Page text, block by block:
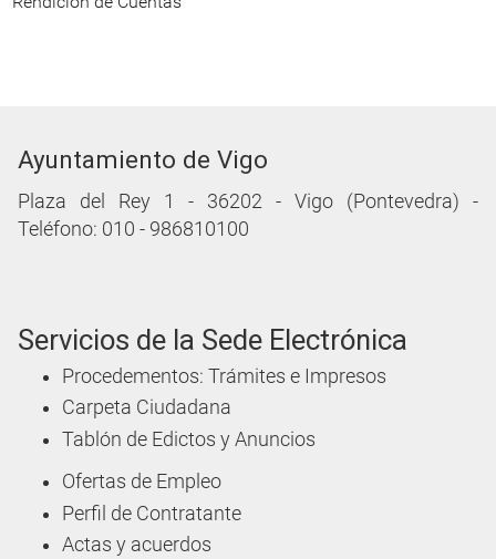
Ayuntamiento de Vigo
Plaza del Rey 1 - 36202 - Vigo (Pontevedra) -
Teléfono: 010 - 986810100
Servicios de la Sede Electrónica
Procedementos: Trámites e Impresos
Carpeta Ciudadana
Tablón de Edictos y Anuncios
Ofertas de Empleo
Perfil de Contratante
Actas y acuerdos